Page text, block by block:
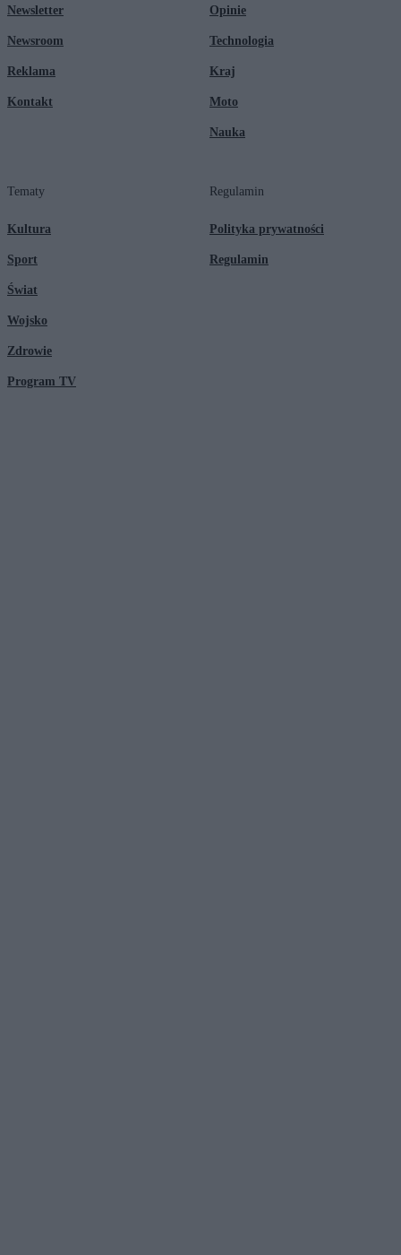
Newsletter
Newsroom
Reklama
Kontakt
Opinie
Technologia
Kraj
Moto
Nauka
Tematy
Kultura
Sport
Świat
Wojsko
Zdrowie
Program TV
Regulamin
Polityka prywatności
Regulamin